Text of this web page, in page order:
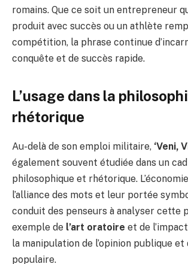
romains. Que ce soit un entrepreneur
produit avec succès ou un athlète
compétition, la phrase continue
conquête et de succès rapide.
L’usage dans la
rhétorique
Au-delà de son emploi militaire, ‘Veni,
également souvent étudiée dans un
philosophique et rhétorique.
l’alliance des mots et leur portée
conduit des penseurs à analyser cette
exemple de l’art oratoire et de
la manipulation de l’opinion publique
populaire.